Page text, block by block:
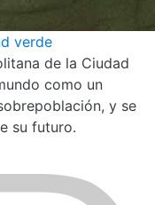
verde
de la Ciudad
como un
y se
su futuro.